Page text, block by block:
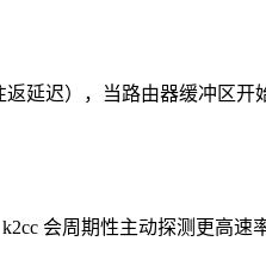
返延迟），当路由器缓冲区
会周期性主动探测更高